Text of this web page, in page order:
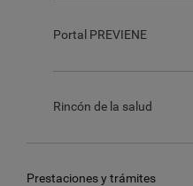
Portal PREVIENE
Rincón de la salud
Prestaciones y trámites